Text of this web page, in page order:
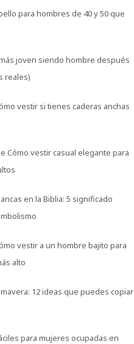
para hombres de 40 y 50 que
joven siendo hombre después
reales)
vestir si tienes caderas anchas
Cómo vestir casual elegante para
en la Biblia: 5 significado
vestir a un hombre bajito para
alto
12 ideas que puedes copiar
para mujeres ocupadas en